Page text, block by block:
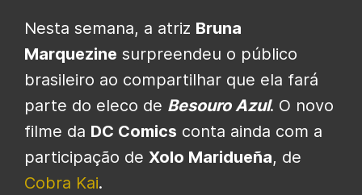
Nesta semana, a atriz Bruna
Marquezine surpreendeu o público
brasileiro ao compartilhar que ela fará
parte do eleco de Besouro Azul. O novo
filme da DC Comics conta ainda com a
participação de Xolo Maridueña, de
Cobra Kai.